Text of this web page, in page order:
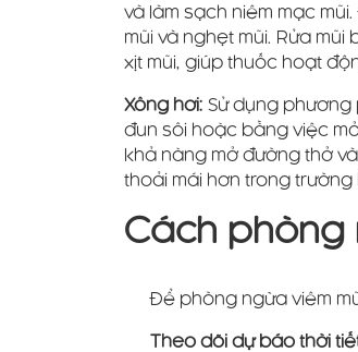
và làm sạch niêm mạc
mũi và nghẹt mũi. Rửa
xịt mũi, giúp thuốc hoạt
Xông hơi: Sử dụng
đun sôi hoặc bằng việc
khả năng mở đường thở
thoải mái hơn trong trường
Cách phòng
Để phòng ngừa viêm
Theo dõi dự báo thời